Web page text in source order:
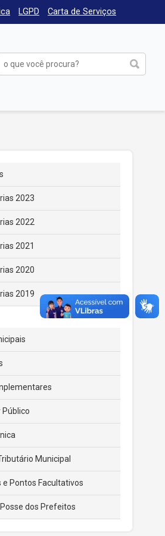
LGPD Carta de Serviços
2023
2022
2021
2020
2019
Público
Municipal
e Pontos Facultativos
dos Prefeitos